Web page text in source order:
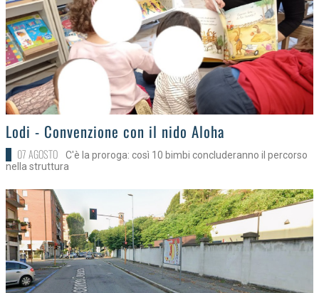
>Lodi - Convenzione con il nido Aloha
07 AGOSTO
C'è la proroga: così 10 bimbi concluderanno il percorso
nella struttura